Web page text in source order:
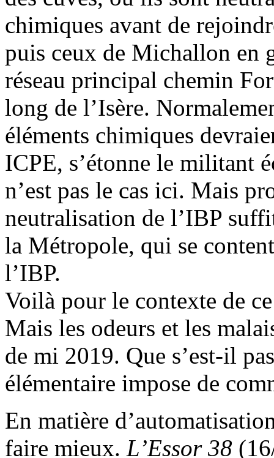
chimiques avant de
puis ceux de Michallon en
réseau principal chemin
long de l’Isère.
éléments chimiques
ICPE, s’étonne le militant
n’est pas le cas ici. Mais
neutralisation de l’IBP
la Métropole, qui se
l’IBP.
Voilà pour le contexte de
Mais les odeurs et les
de mi 2019. Que s’est-il
élémentaire impose de
En matière
faire mieux. L’Essor 38